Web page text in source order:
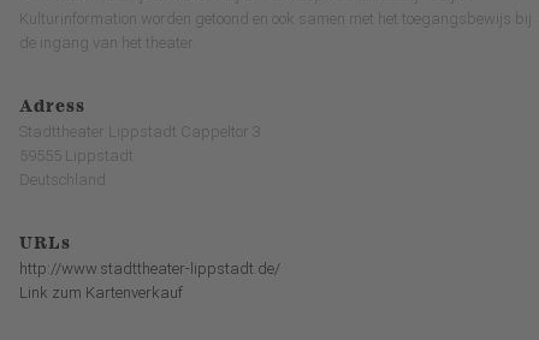
Kulturinformation worden getoond en ook samen met het toegangsbewijs bij
de ingang van het theater.
Adress
Stadttheater Lippstadt Cappeltor 3
59555 Lippstadt
Deutschland
URLs
http://www.stadttheater-lippstadt.de/
Link zum Kartenverkauf